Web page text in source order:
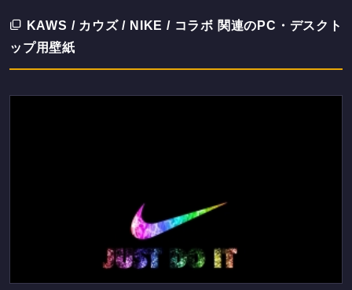
KAWS / カウズ / NIKE / コラボ 関連のPC・デスクト
ップ用壁紙